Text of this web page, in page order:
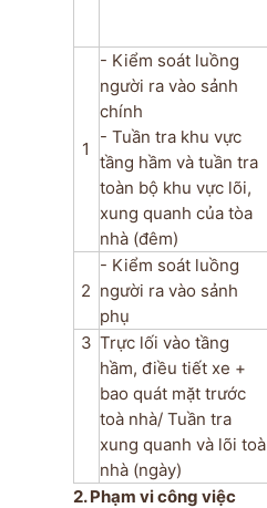
1
- Kiểm soát luồng
người ra vào sảnh
chính
- Tuần tra khu vực
tầng hầm và tuần tra
toàn bộ khu vực lõi,
xung quanh của tòa
nhà (đêm)
2
- Kiểm soát luồng
người ra vào sảnh
phụ
3 Trực lối vào tầng
hầm, điều tiết xe +
bao quát mặt trước
toà nhà/ Tuần tra
xung quanh và lõi toà
nhà (ngày)
2. Phạm vi công việc